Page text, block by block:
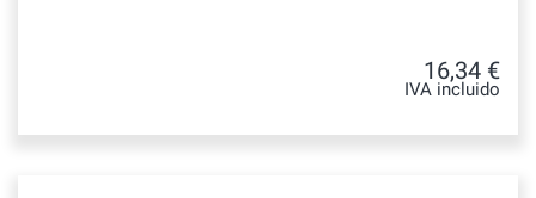
16,34 €
IVA incluido